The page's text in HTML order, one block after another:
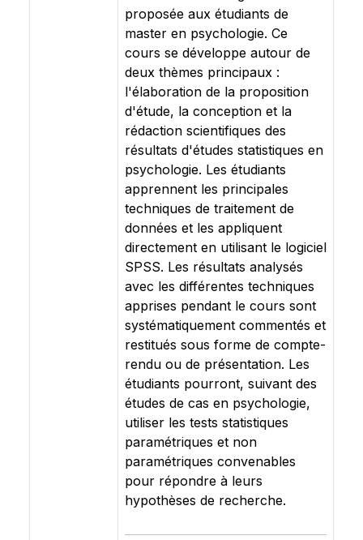
proposée aux étudiants de
master en psychologie. Ce
cours se développe autour de
deux thèmes principaux :
l'élaboration de la proposition
d'étude, la conception et la
rédaction scientifiques des
résultats d'études statistiques en
psychologie. Les étudiants
apprennent les principales
techniques de traitement de
données et les appliquent
directement en utilisant le logiciel
SPSS. Les résultats analysés
avec les différentes techniques
apprises pendant le cours sont
systématiquement commentés et
restitués sous forme de compte-
rendu ou de présentation. Les
étudiants pourront, suivant des
études de cas en psychologie,
utiliser les tests statistiques
paramétriques et non
paramétriques convenables
pour répondre à leurs
hypothèses de recherche.